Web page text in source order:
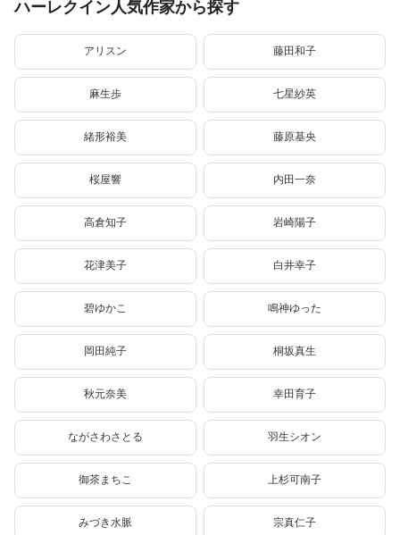
ハーレクイン人気作家から探す
アリスン 藤田和子
麻生歩 七星紗英
緒形裕美 藤原基央
桜屋響 内田一奈
高倉知子 岩崎陽子
花津美子 白井幸子
碧ゆかこ 鳴神ゆった
岡田純子 桐坂真生
秋元奈美 幸田育子
ながさわさとる 羽生シオン
御茶まちこ 上杉可南子
みづき水脈 宗真仁子